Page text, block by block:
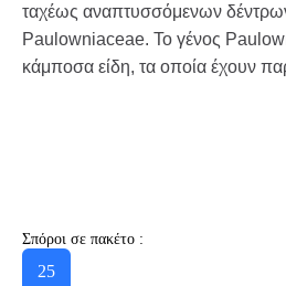
ταχέως αναπτυσσόμενων δέντρων
Paulowniaceae. Το γένος
κάμποσα είδη, τα οποία έχουν
Σπόροι σε πακέτο :
25